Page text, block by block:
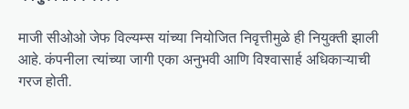
माजी सीओओ जेफ विल्यम्स यांच्या नियोजित निवृत्तीमुळे ही नियुक्ती झाली
आहे. कंपनीला त्यांच्या जागी एका अनुभवी आणि विश्वासार्ह अधिकाऱ्याची
गरज होती.